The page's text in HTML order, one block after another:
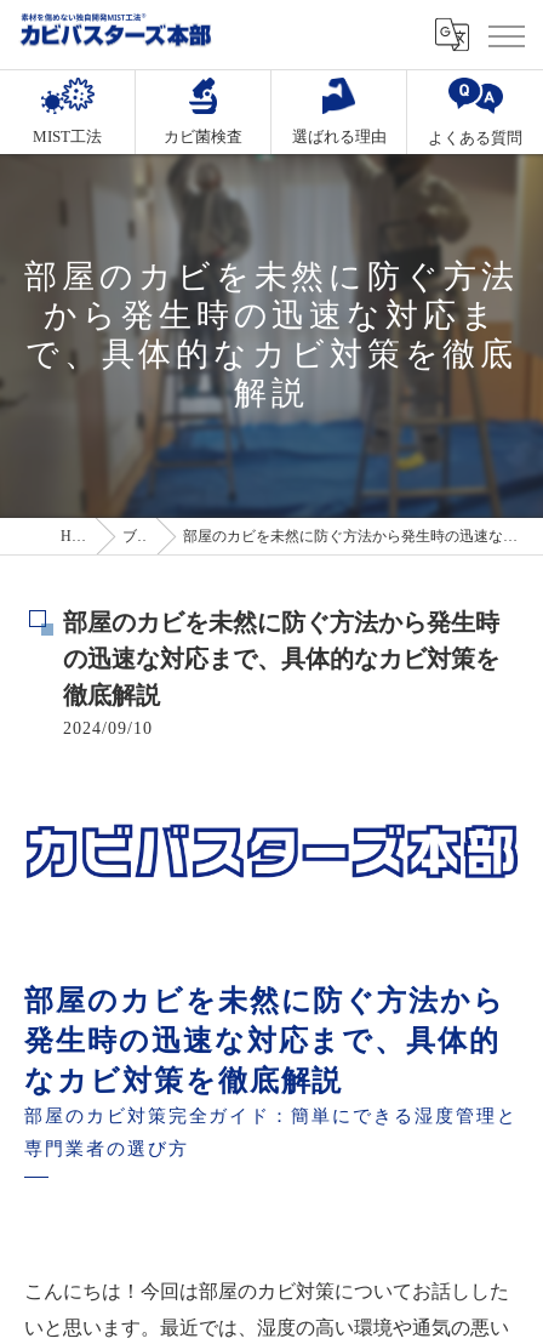
MIST工法 カビ菌検査 選ばれる理由 よくある質問
部屋のカビを未然に防ぐ方法
から発生時の迅速な対応ま
で、具体的なカビ対策を徹底
解説
HOME ブログ 部屋のカビを未然に防ぐ方法から発生時の迅速な対応まで、具体的なカビ対策を徹底解説
部屋のカビを未然に防ぐ方法から発生時
の迅速な対応まで、具体的なカビ対策を
徹底解説
2024/09/10
部屋のカビを未然に防ぐ方法から
発生時の迅速な対応まで、具体的
なカビ対策を徹底解説
部屋のカビ対策完全ガイド：簡単にできる湿度管理と
専門業者の選び方
こんにちは！今回は部屋のカビ対策についてお話しした
いと思います。最近では、湿度の高い環境や通気の悪い